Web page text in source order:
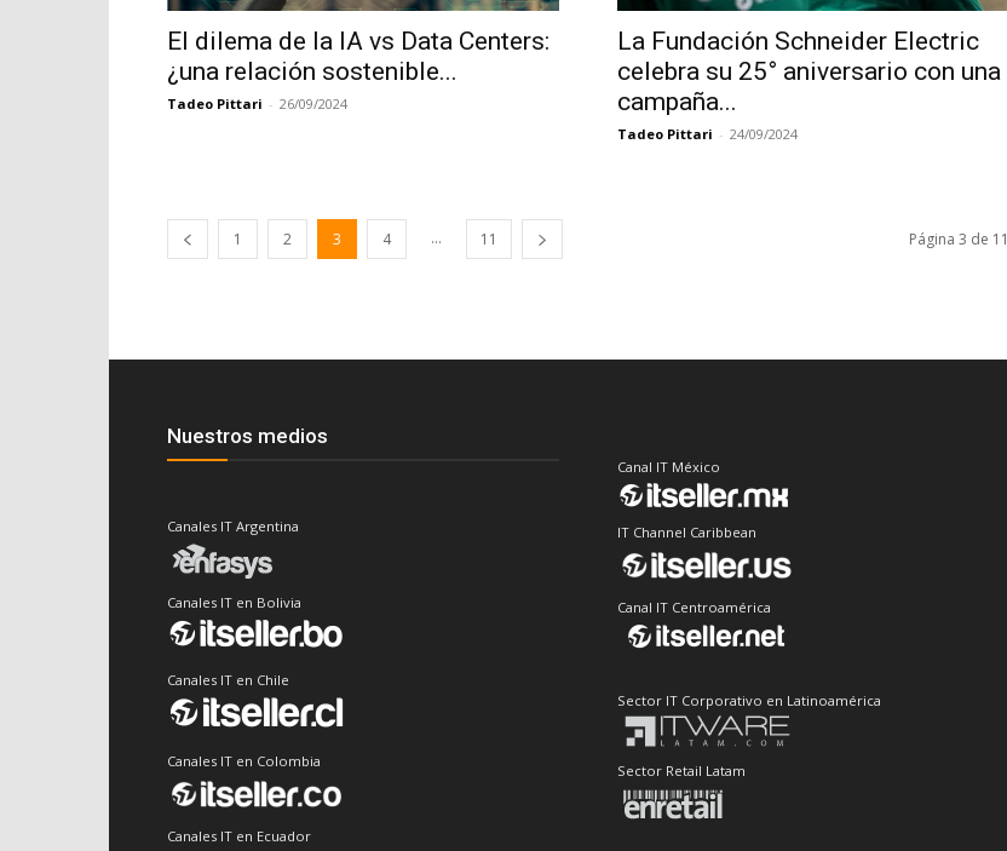
El dilema de la IA vs Data Centers:
¿una relación sostenible...
Tadeo Pittari - 26/09/2024
La Fundación Schneider Electric
celebra su 25° aniversario con una
campaña...
Tadeo Pittari - 24/09/2024
1 2 3 4 ... 11 Página 3 de 11
Nuestros medios
Canales IT Argentina
Canales IT en Bolivia
Canales IT en Chile
Canales IT en Colombia
Canales IT en Ecuador
Canal IT México
IT Channel Caribbean
Canal IT Centroamérica
Sector IT Corporativo en Latinoamérica
Sector Retail Latam